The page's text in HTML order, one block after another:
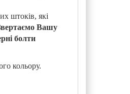
штоків, які
Вашу
болти
кольору.